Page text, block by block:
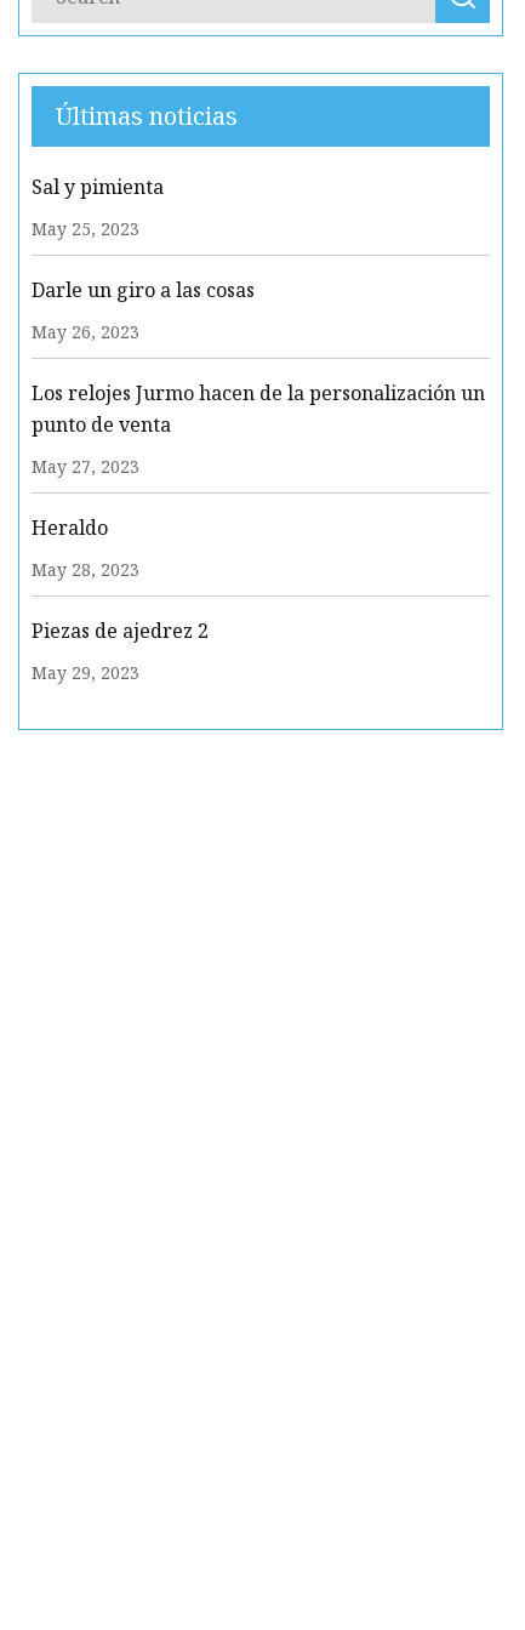
Últimas noticias
Sal y pimienta
May 25, 2023
Darle un giro a las cosas
May 26, 2023
Los relojes Jurmo hacen de la personalización un
punto de venta
May 27, 2023
Heraldo
May 28, 2023
Piezas de ajedrez 2
May 29, 2023